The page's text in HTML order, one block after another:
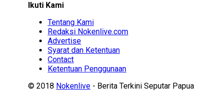
Ikuti Kami
Tentang Kami
Redaksi Nokenlive.com
Advertise
Syarat dan Ketentuan
Contact
Ketentuan Penggunaan
© 2018 Nokenlive - Berita Terkini Seputar Papua